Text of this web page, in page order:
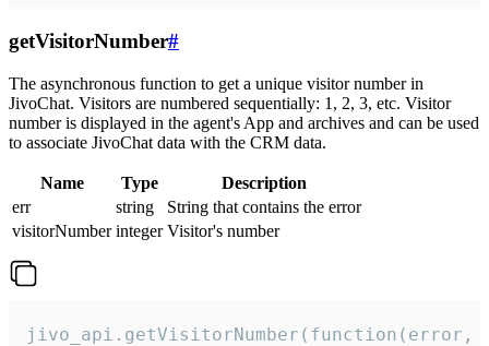
getVisitorNumber#
The asynchronous function to get a unique visitor number in
JivoChat. Visitors are numbered sequentially: 1, 2, 3, etc. Visitor
number is displayed in the agent's App and archives and can be used
to associate JivoChat data with the CRM data.
Name Type
Description
err
string
String that contains the error
visitorNumber integer Visitor's number
jivo_api.getVisitorNumber(function(error,